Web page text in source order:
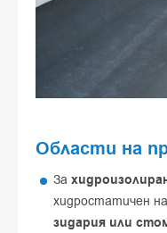
Области на
За
хидростатичен
зидария или